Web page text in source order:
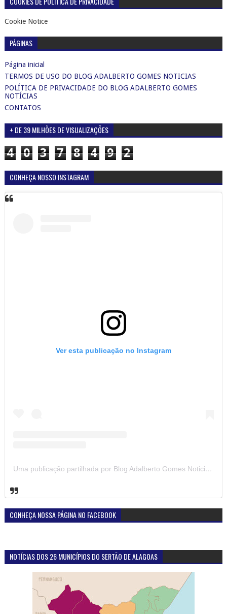
Cookie Notice
PÁGINAS
Página inicial
TERMOS DE USO DO BLOG ADALBERTO GOMES NOTICIAS
POLÍTICA DE PRIVACIDADE DO BLOG ADALBERTO GOMES
NOTÍCIAS
CONTATOS
+ DE 39 MILHÕES DE VISUALIZAÇÕES
4 0 3 7 8 4 9 2
CONHEÇA NOSSO INSTAGRAM
Ver esta publicação no Instagram
Uma publicação partilhada por Blog Adalberto Gomes Noticias (@blogadalbertogomesnoticiass)
CONHEÇA NOSSA PÁGINA NO FACEBOOK
NOTÍCIAS DOS 26 MUNICÍPIOS DO SERTÃO DE ALAGOAS